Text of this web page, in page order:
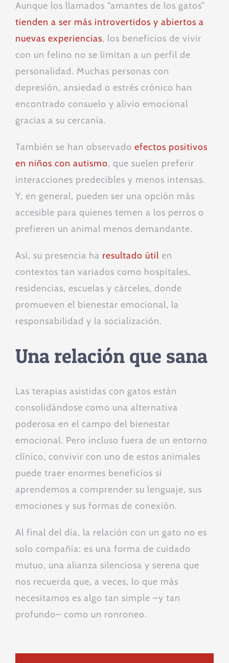
Aunque los llamados “amantes de los gatos”
tienden a ser más introvertidos y abiertos a
nuevas experiencias, los beneficios de vivir
con un felino no se limitan a un perfil de
personalidad. Muchas personas con
depresión, ansiedad o estrés crónico han
encontrado consuelo y alivio emocional
gracias a su cercanía.
También se han observado efectos positivos
en niños con autismo, que suelen preferir
interacciones predecibles y menos intensas.
Y, en general, pueden ser una opción más
accesible para quienes temen a los perros o
prefieren un animal menos demandante.
Así, su presencia ha resultado útil en
contextos tan variados como hospitales,
residencias, escuelas y cárceles, donde
promueven el bienestar emocional, la
responsabilidad y la socialización.
Una relación que sana
Las terapias asistidas con gatos están
consolidándose como una alternativa
poderosa en el campo del bienestar
emocional. Pero incluso fuera de un entorno
clínico, convivir con uno de estos animales
puede traer enormes beneficios si
aprendemos a comprender su lenguaje, sus
emociones y sus formas de conexión.
Al final del día, la relación con un gato no es
solo compañía: es una forma de cuidado
mutuo, una alianza silenciosa y serena que
nos recuerda que, a veces, lo que más
necesitamos es algo tan simple –y tan
profundo– como un ronroneo.